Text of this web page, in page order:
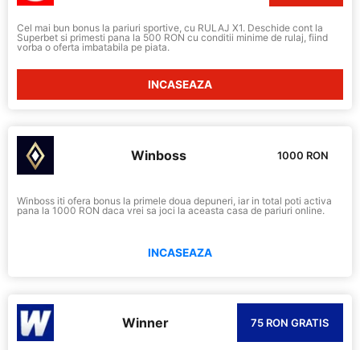
Cel mai bun bonus la pariuri sportive, cu RULAJ X1. Deschide cont la
Superbet si primesti pana la 500 RON cu conditii minime de rulaj, fiind
vorba o oferta imbatabila pe piata.
INCASEAZA
Winboss 1000 RON
Winboss iti ofera bonus la primele doua depuneri, iar in total poti activa
pana la 1000 RON daca vrei sa joci la aceasta casa de pariuri online.
INCASEAZA
Winner 75 RON GRATIS